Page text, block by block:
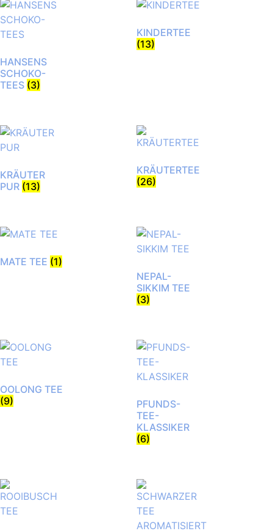
HANSENS
SCHOKO-
TEES (3)
KINDERTEE
(13)
KRÄUTER
PUR (13)
KRÄUTERTEE
(26)
MATE TEE (1)
NEPAL-
SIKKIM TEE
(3)
OOLONG TEE
(9)
PFUNDS-
TEE-
KLASSIKER
(6)